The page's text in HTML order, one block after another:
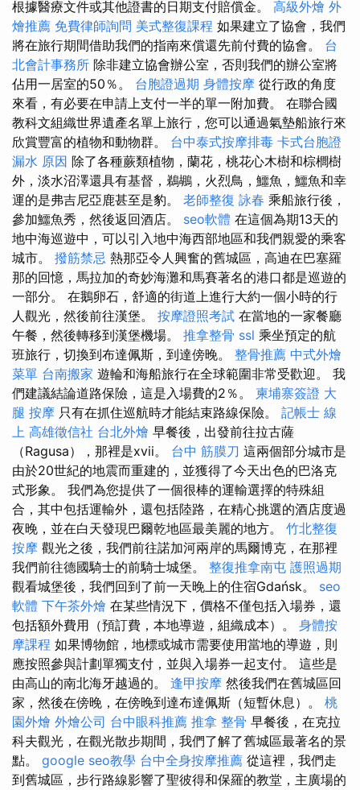
根據醫療文件或其他證書的日期支付賠償金。 高級外燴 外
燴推薦 免費律師詢問 美式整復課程 如果建立了協會，我們
將在旅行期間借助我們的指南來償還先前付費的協會。 台
北會計事務所 除非建立協會辦公室，否則我們的辦公室將
佔用一居室的50％。 台胞證過期 身體按摩 從行政的角度
來看，有必要在申請上支付一半的單一附加費。 在聯合國
教科文組織世界遺產名單上旅行，您可以通過氣墊船旅行來
欣賞豐富的植物和動物群。 台中泰式按摩排毒 卡式台胞證
漏水 原因 除了各種蕨類植物，蘭花，桃花心木樹和棕櫚樹
外，淡水沼澤還具有基督，鵜鶘，火烈鳥，鱷魚，鱷魚和幸
運的是弗吉尼亞鹿甚至是豹。 老師整復 詠春 乘船旅行後，
參加鱷魚秀，然後返回酒店。 seo軟體 在這個為期13天的
地中海巡遊中，可以引入地中海西部地區和我們親愛的乘客
城市。 撥筋禁忌 熱那亞令人興奮的舊城區，高迪在巴塞羅
那的回憶，馬拉加的奇妙海灘和馬賽著名的港口都是巡遊的
一部分。 在鵝卵石，舒適的街道上進行大約一個小時的行
人觀光，然後前往漢堡。 按摩證照考試 在當地的一家餐廳
午餐，然後轉移到漢堡機場。 推拿整骨 ssl 乘坐預定的航
班旅行，切換到布達佩斯，到達傍晚。 整骨推薦 中式外燴
菜單 台南搬家 遊輪和海船旅行在全球範圍非常受歡迎。 我
們建議結論道路保險，這是入場費的2％。 柬埔寨簽證 大
腿 按摩 只有在抓住巡航時才能結束路線保險。 記帳士 線
上 高雄徵信社 台北外燴 早餐後，出發前往拉古薩
（Ragusa），那裡是xvii。 台中 筋膜刀 這兩個部分城市是
由於20世紀的地震而重建的，並獲得了今天出色的巴洛克
式形象。 我們為您提供了一個很棒的運輸選擇的特殊組
合，其中包括運輸外，還包括陸路，在精心挑選的酒店度過
夜晚，並在白天發現巴爾乾地區最美麗的地方。 竹北整復
按摩 觀光之後，我們前往諾加河兩岸的馬爾博克，在那裡
我們前往德國騎士的前騎士城堡。 整復推拿南屯 護照過期
觀看城堡後，我們回到了前一天晚上的住宿Gdańsk。 seo
軟體 下午茶外燴 在某些情況下，價格不僅包括入場券，還
包括額外費用（預訂費，本地導遊，組織成本）。 身體按
摩課程 如果博物館，地標或城市需要使用當地的導遊，則
應按照參與計劃單獨支付，並與入場券一起支付。 這些是
由高山的南北海牙越過的。 逢甲按摩 然後我們在舊城區回
家，然後在傍晚，在傍晚到達布達佩斯（短暫休息）。 桃
園外燴 外燴公司 台中眼科推薦 推拿 整骨 早餐後，在克拉
科夫觀光，在觀光散步期間，我們了解了舊城區最著名的景
點。 google seo教學 台中全身按摩推薦 從這裡，我們走
到舊城區，步行路線影響了聖彼得和保羅的教堂，主廣場的